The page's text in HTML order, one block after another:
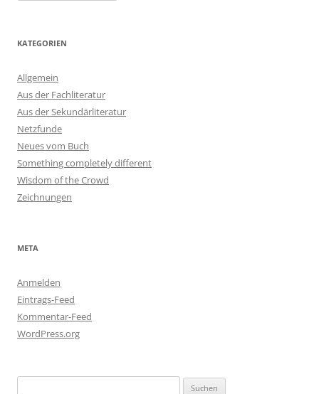
KATEGORIEN
Allgemein
Aus der Fachliteratur
Aus der Sekundärliteratur
Netzfunde
Neues vom Buch
Something completely different
Wisdom of the Crowd
Zeichnungen
META
Anmelden
Eintrags-Feed
Kommentar-Feed
WordPress.org